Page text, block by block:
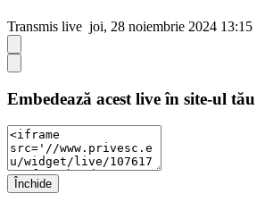
Transmis live joi, 28 noiembrie 2024 13:15
Embedează acest live în site-ul tău
Închide